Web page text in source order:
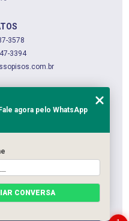
3578
3394
agora pelo WhatsApp
CONVERSA